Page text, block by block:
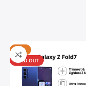
-16%
SOLD OUT